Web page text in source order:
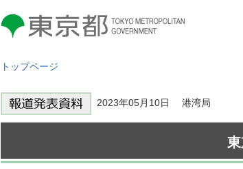
東京都 TOKYO METROPOLITAN
GOVERNMENT
トップページ
2023年05月10日 港湾局